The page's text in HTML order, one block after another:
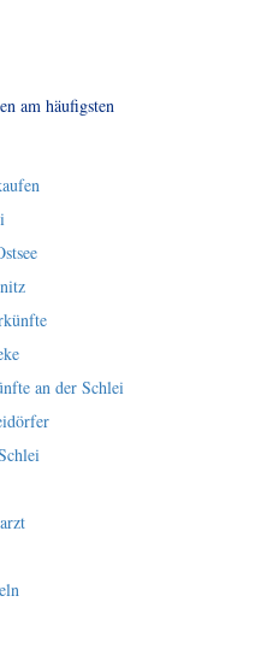
am häufigsten
an der Schlei